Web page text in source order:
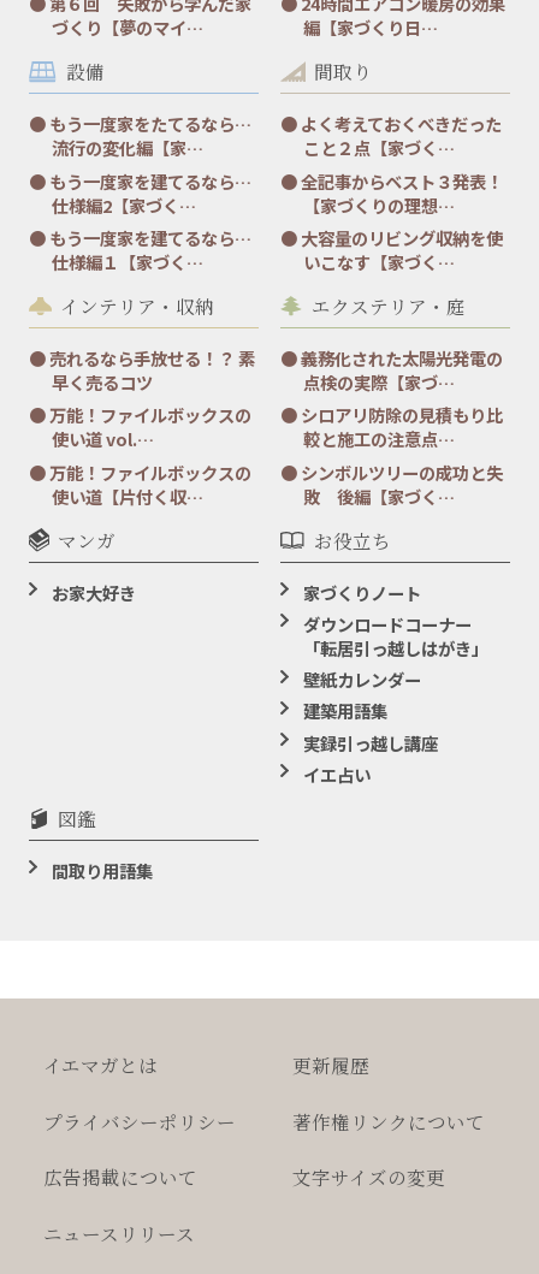
づくり【夢のマイ…
編【家づくり日…
設備
もう一度家をたてるなら…
流行の変化編【家…
もう一度家を建てるなら…
仕様編2【家づく…
もう一度家を建てるなら…
仕様編１【家づく…
間取り
よく考えておくべきだった
こと２点【家づく…
全記事からベスト３発表！
【家づくりの理想…
大容量のリビング収納を使
いこなす【家づく…
インテリア・収納
売れるなら手放せる！？ 素
早く売るコツ
万能！ファイルボックスの
使い道 vol.…
万能！ファイルボックスの
使い道【片付く収…
エクステリア・庭
義務化された太陽光発電の
点検の実際【家づ…
シロアリ防除の見積もり比
較と施工の注意点…
シンボルツリーの成功と失
敗 後編【家づく…
マンガ
お家大好き
お役立ち
家づくりノート
ダウンロードコーナー
「転居引っ越しはがき」
壁紙カレンダー
建築用語集
実録引っ越し講座
イエ占い
図鑑
間取り用語集
イエマガとは 更新履歴
プライバシーポリシー 著作権 リンクについて
広告掲載について 文字サイズの変更
ニュースリリース